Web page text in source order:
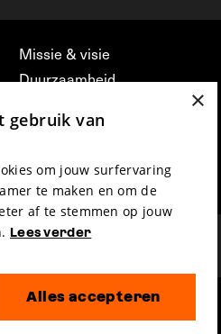
Missie & visie
Duurzaamheid
vrijwilligerswerk bij FFG
Privacy & Disclaimer
×
gebruik van
om jouw surfervaring
te maken en om de
af te stemmen op jouw
Lees verder
Alles accepteren